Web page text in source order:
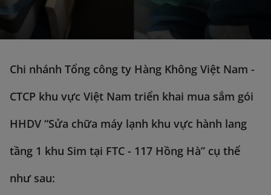
Chi nhánh Tổng công ty Hàng Không Việt Nam -
CTCP khu vực Việt Nam triển khai mua sắm gói
HHDV “Sửa chữa máy lạnh khu vực hành lang
tầng 1 khu Sim tại FTC - 117 Hồng Hà” cụ thể
như sau: